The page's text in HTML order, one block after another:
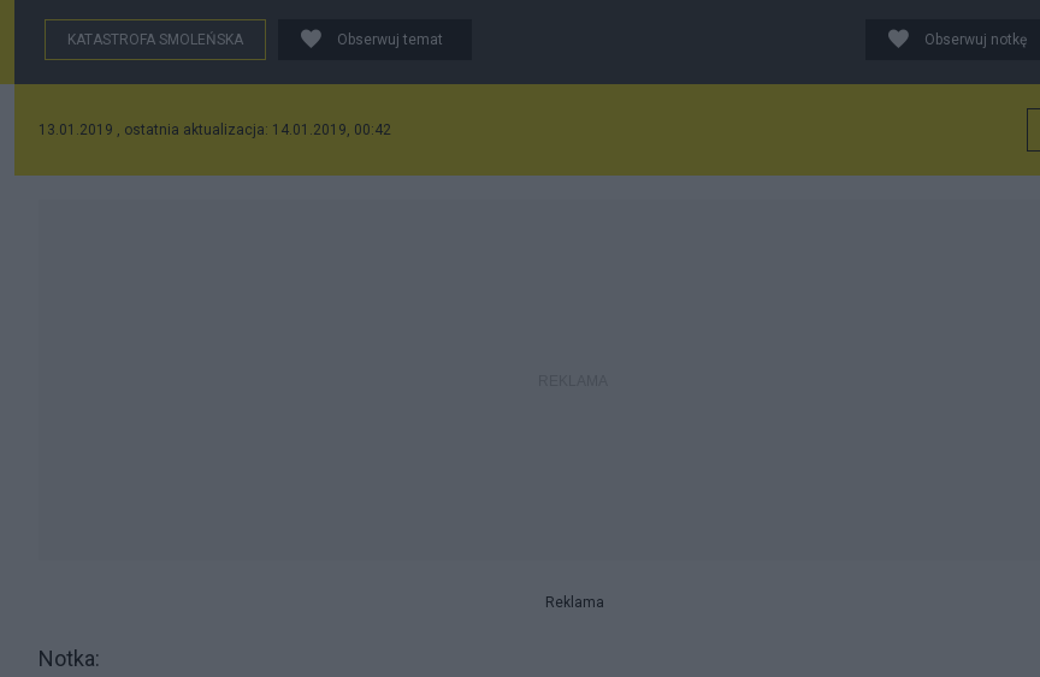
KATASTROFA SMOLEŃSKA Obserwuj temat Obserwuj notkę
13.01.2019 , ostatnia aktualizacja: 14.01.2019, 00:42
Reklama
Notka: